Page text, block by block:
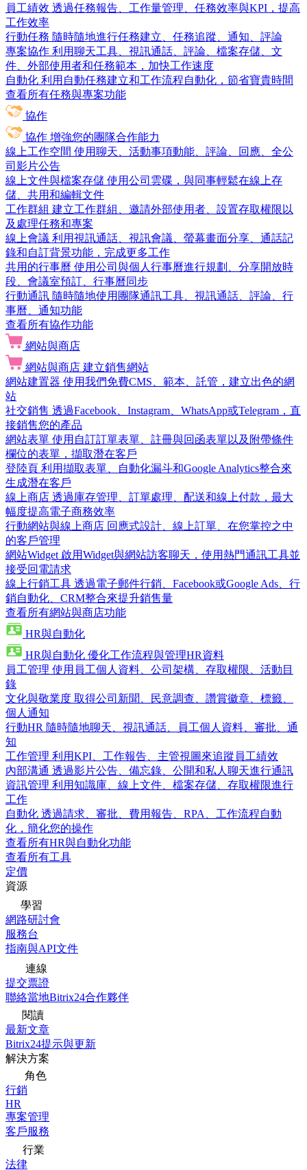
員工績效 透過任務報告、工作量管理、任務效率與KPI，提高
工作效率
行動任務 隨時隨地進行任務建立、任務追蹤、通知、評論
專案協作 利用聊天工具、視訊通話、評論、檔案存儲、文
件、外部使用者和任務範本，加快工作速度
自動化 利用自動任務建立和工作流程自動化，節省寶貴時間
查看所有任務與專案功能
協作
協作 增強您的團隊合作能力
線上工作空間 使用聊天、活動事項動能、評論、回應、全公
司影片公告
線上文件與檔案存儲 使用公司雲碟，與同事輕鬆在線上存
儲、共用和編輯文件
工作群組 建立工作群組、邀請外部使用者、設置存取權限以
及處理任務和專案
線上會議 利用視訊通話、視訊會議、螢幕畫面分享、通話記
錄和自訂背景功能，完成更多工作
共用的行事曆 使用公司與個人行事曆進行規劃、分享開放時
段、會議室預訂、行事曆同步
行動通訊 隨時隨地使用團隊通訊工具、視訊通話、評論、行
事曆、通知功能
查看所有協作功能
網站與商店
網站與商店 建立銷售網站
網站建置器 使用我們免費CMS、範本、託管，建立出色的網
站
社交銷售 透過Facebook、Instagram、WhatsApp或Telegram，直
接銷售您的產品
網站表單 使用自訂訂單表單、註冊與回函表單以及附帶條件
欄位的表單，擷取潛在客戶
登陸頁 利用擷取表單、自動化漏斗和Google Analytics整合來
生成潛在客戶
線上商店 透過庫存管理、訂單處理、配送和線上付款，最大
幅度提高電子商務效率
行動網站與線上商店 回應式設計、線上訂單、在您掌控之中
的客戶管理
網站Widget 啟用Widget與網站訪客聊天，使用熱門通訊工具並
接受回電請求
線上行銷工具 透過電子郵件行銷、Facebook或Google Ads、行
銷自動化、CRM整合來提升銷售量
查看所有網站與商店功能
HR與自動化
HR與自動化 優化工作流程與管理HR資料
員工管理 使用員工個人資料、公司架構、存取權限、活動目
錄
文化與敬業度 取得公司新聞、民意調查、讚賞徽章、標籤、
個人通知
行動HR 隨時隨地聊天、視訊通話、員工個人資料、審批、通
知
工作管理 利用KPI、工作報告、主管視圖來追蹤員工績效
內部溝通 透過影片公告、備忘錄、公開和私人聊天進行通訊
資訊管理 利用知識庫、線上文件、檔案存儲、存取權限進行
工作
自動化 透過請求、審批、費用報告、RPA、工作流程自動
化，簡化您的操作
查看所有HR與自動化功能
查看所有工具
定價
資源
學習
網路研討會
服務台
指南與API文件
連線
提交票證
聯絡當地Bitrix24合作夥伴
閱讀
最新文章
Bitrix24提示與更新
解決方案
角色
行銷
HR
專案管理
客戶服務
行業
法律